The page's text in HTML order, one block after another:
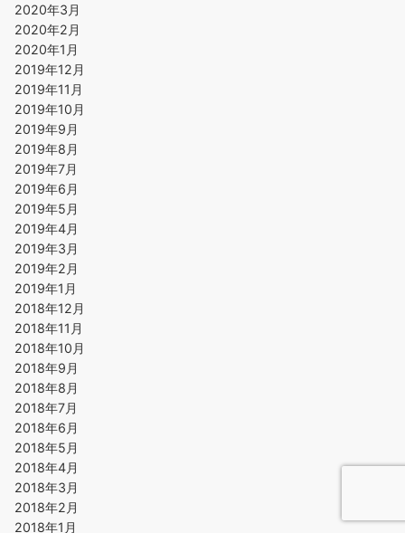
2020年3月
2020年2月
2020年1月
2019年12月
2019年11月
2019年10月
2019年9月
2019年8月
2019年7月
2019年6月
2019年5月
2019年4月
2019年3月
2019年2月
2019年1月
2018年12月
2018年11月
2018年10月
2018年9月
2018年8月
2018年7月
2018年6月
2018年5月
2018年4月
2018年3月
2018年2月
2018年1月